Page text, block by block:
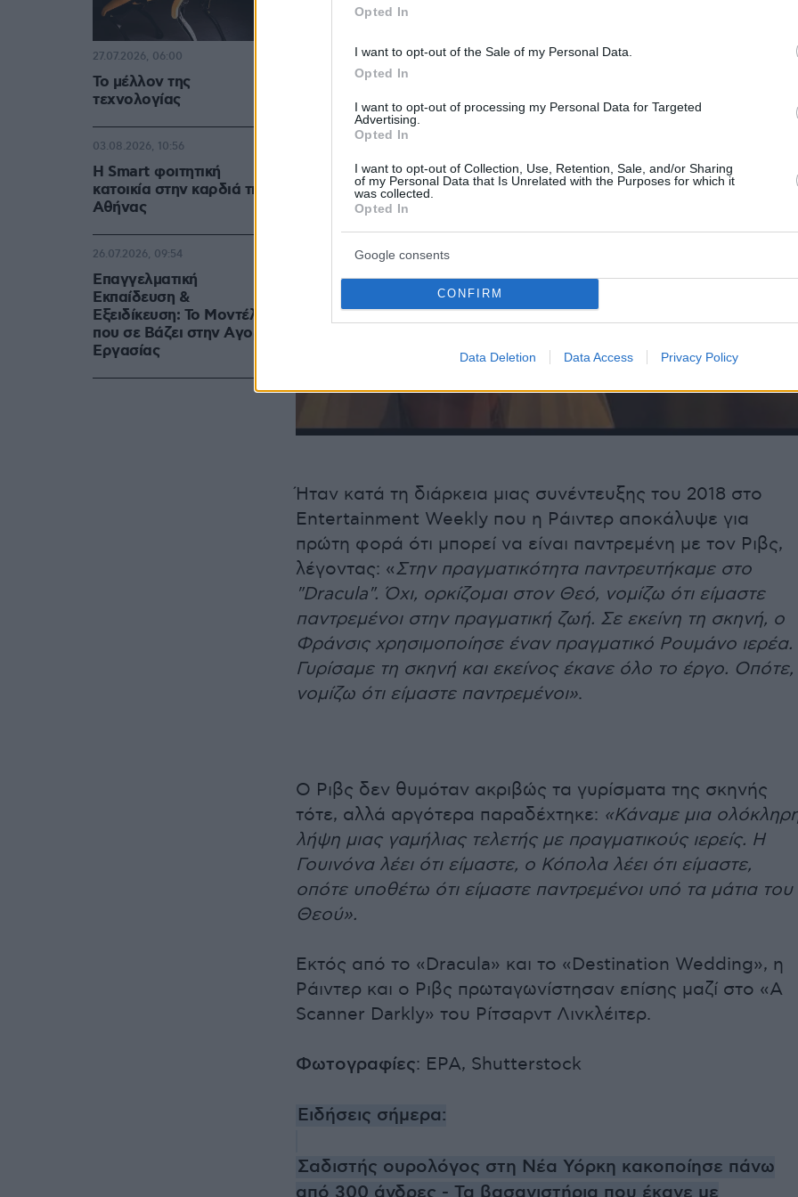
Opted In
I want to opt-out of the Sale of my Personal Data.
Opted In
I want to opt-out of processing my Personal Data for Targeted
Advertising.
Opted In
I want to opt-out of Collection, Use, Retention, Sale, and/or Sharing
of my Personal Data that Is Unrelated with the Purposes for which it
was collected.
Opted In
Google consents
CONFIRM
Data Deletion Data Access Privacy Policy
κάθε γενέθλια είναι KR 57 ή όποια κι αν είναι η ηλικία του.
Πάντα το έκανε αυτό».
H σκηνή του γάμου στο «Dracula»
Ήταν κατά τη διάρκεια μιας συνέντευξης του 2018 στο
Entertainment Weekly που η Ράιντερ αποκάλυψε για
πρώτη φορά ότι μπορεί να είναι παντρεμένη με τον Ριβς,
λέγοντας: «Στην πραγματικότητα παντρευτήκαμε στο
"Dracula". Όχι, ορκίζομαι στον Θεό, νομίζω ότι είμαστε
παντρεμένοι στην πραγματική ζωή. Σε εκείνη τη σκηνή, ο
Φράνσις χρησιμοποίησε έναν πραγματικό Ρουμάνο ιερέα.
Γυρίσαμε τη σκηνή και εκείνος έκανε όλο το έργο. Οπότε,
νομίζω ότι είμαστε παντρεμένοι».
Ο Ριβς δεν θυμόταν ακριβώς τα γυρίσματα της σκηνής
τότε, αλλά αργότερα παραδέχτηκε: «Κάναμε μια
λήψη μιας γαμήλιας τελετής με πραγματικούς ιερείς. Η
Γουινόνα λέει ότι είμαστε, ο Κόπολα λέει ότι είμαστε,
οπότε υποθέτω ότι είμαστε παντρεμένοι υπό τα μάτια του
Θεού».
Εκτός από το «Dracula» και το «Destination Wedding», η
Ράιντερ και ο Ριβς πρωταγωνίστησαν επίσης μαζί στο «A
Scanner Darkly» του Ρίτσαρντ Λινκλέιτερ.
Φωτογραφίες: EPA, Shutterstock
Ειδήσεις σήμερα:
Σαδιστής ουρολόγος στη Νέα Υόρκη κακοποίησε πάνω
Το μέλλον της
τεχνολογίας
27.07.2026, 06:00
Η Smart φοιτητική
κατοικία στην καρδιά της
Αθήνας
03.08.2026, 10:56
Επαγγελματική
Εκπαίδευση &
Εξειδίκευση: Το Mοντέλο
που σε Bάζει στην Aγορά
Eργασίας
26.07.2026, 09:54